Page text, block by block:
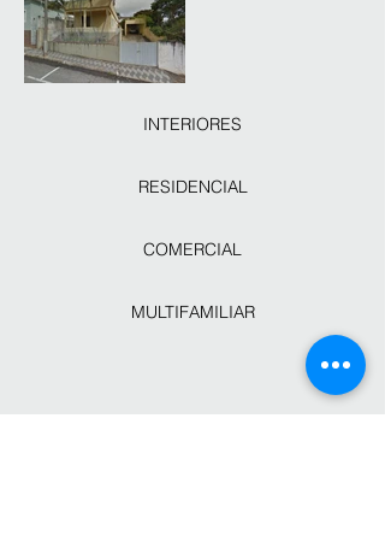
INTERIORES
RESIDENCIAL
COMERCIAL
MULTIFAMILIAR